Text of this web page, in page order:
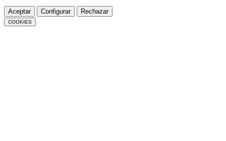
Aceptar Configurar Rechazar
COOKIES